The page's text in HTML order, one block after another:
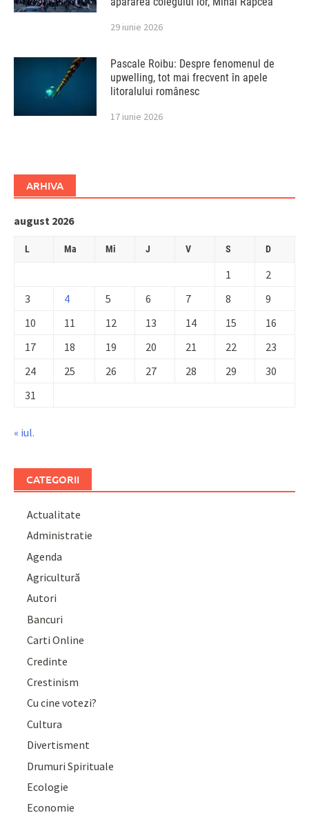
29 iunie 2026
Pascale Roibu: Despre fenomenul de
upwelling, tot mai frecvent în apele
litoralului românesc
17 iunie 2026
ARHIVA
august 2026
L Ma Mi J V S D
1
2
3
4 5 6 7 8
9
10
11 12 13 14 15
16
17
18 19 20 21 22
23
24
25 26 27 28 29
30
31
« iul.
CATEGORII
Actualitate
Administratie
Agenda
Agricultură
Autori
Bancuri
Carti Online
Credinte
Crestinism
Cu cine votezi?
Cultura
Divertisment
Drumuri Spirituale
Ecologie
Economie